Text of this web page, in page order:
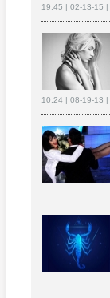
19:45 | 02-13-15 |
10:24 | 08-19-13 |